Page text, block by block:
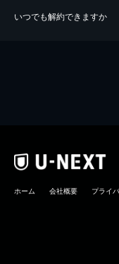
いつでも解約できますか
ホーム 会社概要 プライ